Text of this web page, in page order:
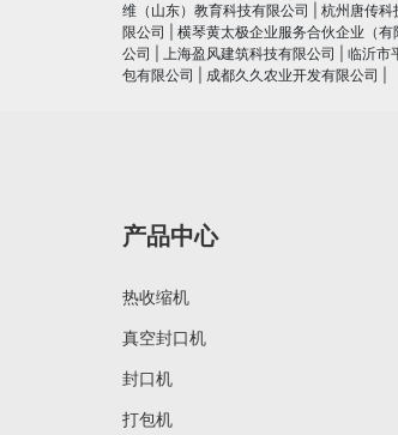
维（山东）教育科技有限公司
杭州唐传科
限公司
横琴黄太极企业服务合伙企业（有
公司
上海盈风建筑科技有限公司 临沂市
包有限公司
成都久久农业开发有限公司
产品中心
热收缩机
真空封口机
封口机
打包机